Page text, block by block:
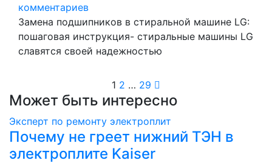
комментариев
Замена подшипников в стиральной машине LG:
пошаговая инструкция- стиральные машины LG
славятся своей надежностью
Пагинация
записей
1 2 … 29
Может быть интересно
Эксперт по ремонту электроплит
Почему не греет нижний ТЭН в
электроплите Kaiser